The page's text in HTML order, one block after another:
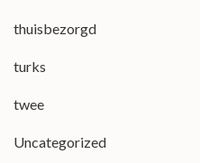
thuisbezorgd
turks
twee
Uncategorized